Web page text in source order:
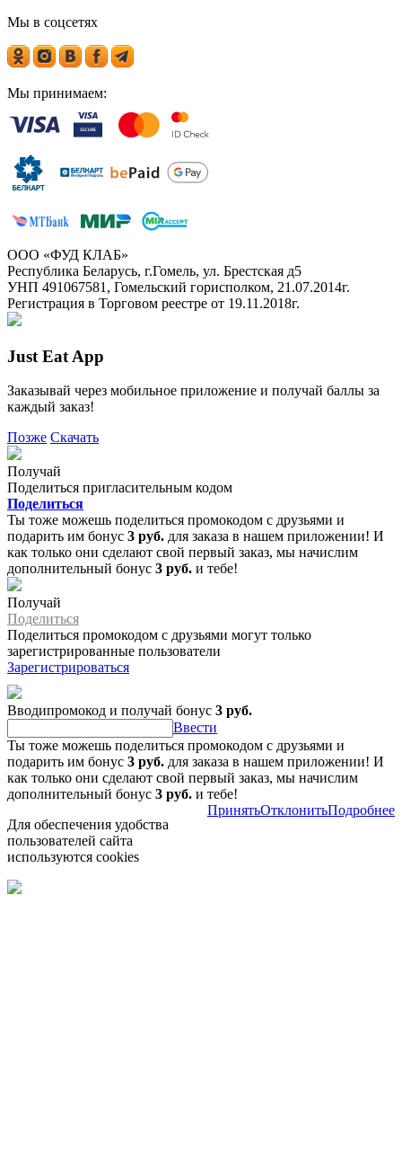
Мы в соцсетях
Мы принимаем:
ООО «ФУД КЛАБ»
Республика Беларусь, г.Гомель, ул. Брестская д5
УНП 491067581, Гомельский горисполком, 21.07.2014г.
Регистрация в Торговом реестре от 19.11.2018г.
Just Eat App
Заказывай через мобильное приложение и получай баллы за
каждый заказ!
Позже Скачать
Получай
Поделиться пригласительным кодом
Поделиться
Ты тоже можешь поделиться промокодом с друзьями и
подарить им бонус 3 руб. для заказа в нашем приложении! И
как только они сделают свой первый заказ, мы начислим
дополнительный бонус 3 руб. и тебе!
Получай
Поделиться
Поделиться промокодом с друзьями могут только
зарегистрированные пользователи
Зарегистрироваться
Вводипромокод и получай бонус 3 руб.
Ввести
Ты тоже можешь поделиться промокодом с друзьями и
подарить им бонус 3 руб. для заказа в нашем приложении! И
как только они сделают свой первый заказ, мы начислим
дополнительный бонус 3 руб. и тебе!
Для обеспечения удобства
пользователей сайта
используются cookies
ПринятьОтклонитьПодробнее